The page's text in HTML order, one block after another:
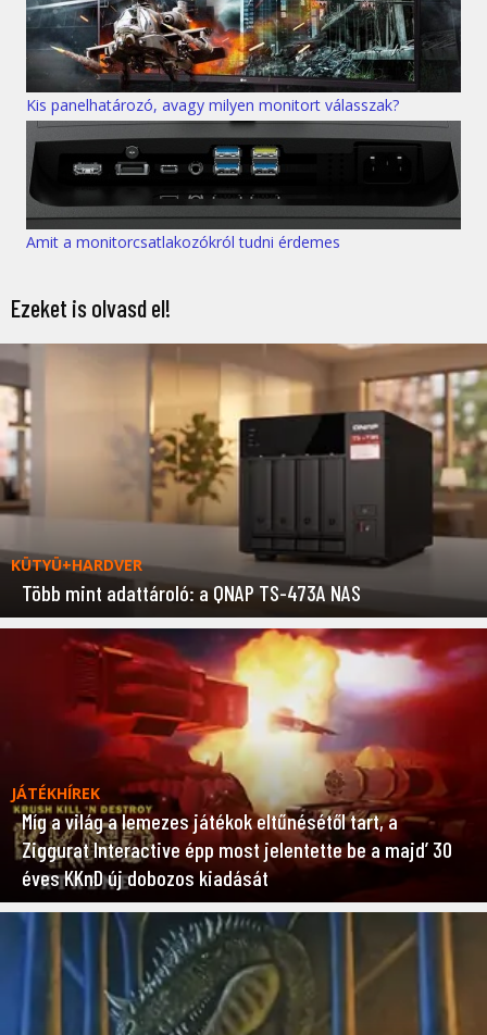
Kis panelhatározó, avagy milyen monitort válasszak?
Amit a monitorcsatlakozókról tudni érdemes
Ezeket is olvasd el!
KÜTYÜ+HARDVER
Több mint adattároló: a QNAP TS-473A NAS
JÁTÉKHÍREK
Míg a világ a lemezes játékok eltűnésétől tart, a
Ziggurat Interactive épp most jelentette be a majd’ 30
éves KKnD új dobozos kiadását